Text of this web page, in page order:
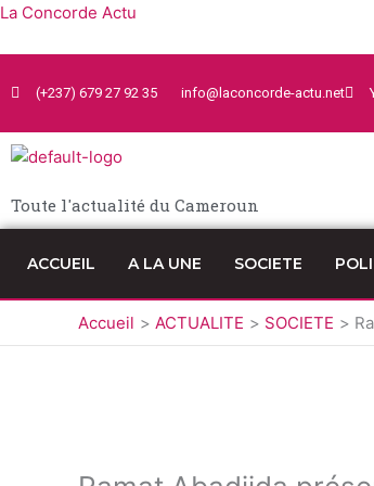
Aller
La Concorde Actu
(+237) 679 27 92 35 info@laconcorde-actu.net
Toute l'actualité du Cameroun
ACCUEIL A LA UNE SOCIETE
Accueil ACTUALITE SOCIETE